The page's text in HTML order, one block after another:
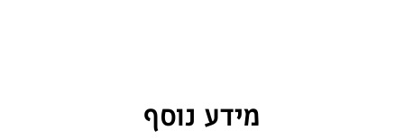
מידע נוסף